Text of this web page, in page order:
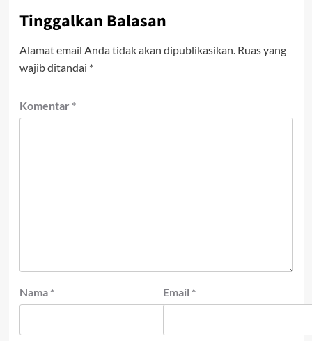
Tinggalkan Balasan
Alamat email Anda tidak akan dipublikasikan. Ruas yang
wajib ditandai *
Komentar *
Nama * Email *